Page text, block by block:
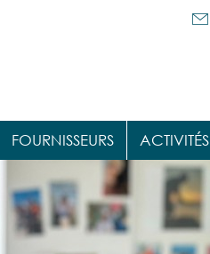
FOURNISSEURS ACTIVITÉS